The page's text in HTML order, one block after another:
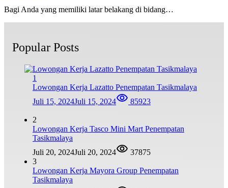
Bagi Anda yang memiliki latar belakang di bidang…
Popular Posts
1
Lowongan Kerja Lazatto Penempatan Tasikmalaya
Juli 15, 2024Juli 15, 2024 85923
2
Lowongan Kerja Tasco Mini Mart Penempatan
Tasikmalaya
Juli 20, 2024Juli 20, 2024
37875
3
Lowongan Kerja Mayora Group Penempatan
Tasikmalaya